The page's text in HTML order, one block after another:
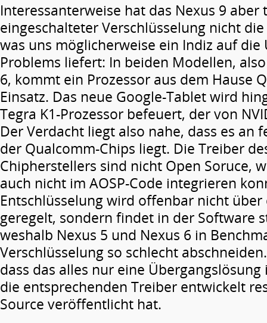
Interessanterweise hat das Nexus 9 aber
eingeschalteter Verschlüsselung nicht
was uns möglicherweise ein Indiz auf die
Problems liefert: In beiden Modellen,
6, kommt ein Prozessor aus dem Hause
Einsatz. Das neue Google-Tablet wird
Tegra K1-Prozessor befeuert, der von
Der Verdacht liegt also nahe, dass es an
der Qualcomm-Chips liegt. Die Treiber
Chipherstellers sind nicht Open Soruce,
auch nicht im AOSP-Code integrieren
Entschlüsselung wird offenbar nicht
geregelt, sondern findet in der Software
weshalb Nexus 5 und Nexus 6 in
Verschlüsselung so schlecht
dass das alles nur eine
die entsprechenden Treiber entwickelt
Source veröffentlicht hat.